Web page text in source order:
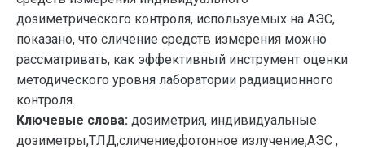
дозиметрического контроля, используемых на АЭС,
показано, что сличение средств измерения можно
рассматривать, как эффективный инструмент оценки
методического уровня лаборатории радиационного
контроля.
Ключевые слова: дозиметрия, индивидуальные
дозиметры,ТЛД,сличение,фотонное излучение,АЭС ,